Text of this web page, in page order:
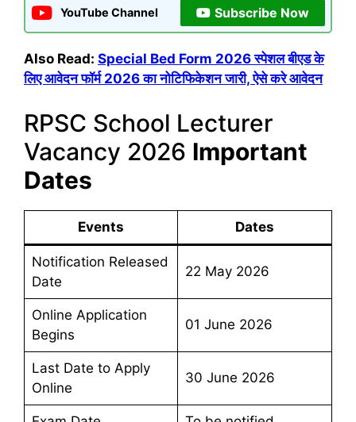
YouTube Channel Subscribe Now
Also Read: Special Bed Form 2026 स्पेशल बीएड के
लिए आवेदन फॉर्म 2026 का नोटिफिकेशन जारी, ऐसे करे आवेदन
RPSC School Lecturer
Vacancy 2026 Important
Dates
Events Dates
Notification Released
Date
22 May 2026
Online Application
Begins
01 June 2026
Last Date to Apply
Online
30 June 2026